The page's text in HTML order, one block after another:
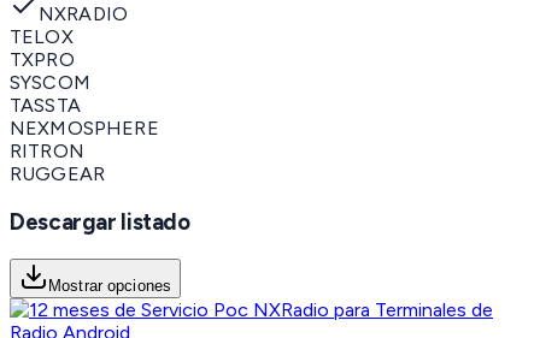
NXRADIO
TELOX
TXPRO
SYSCOM
TASSTA
NEXMOSPHERE
RITRON
RUGGEAR
Descargar listado
Mostrar opciones